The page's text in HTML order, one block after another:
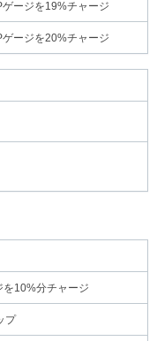
ージを19%チャージ
ージを20%チャージ
を10%分チャージ
プ